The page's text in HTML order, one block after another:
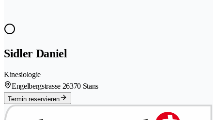
Sidler Daniel
Kinesiologie
Engelbergstrasse 26370 Stans
Termin reservieren